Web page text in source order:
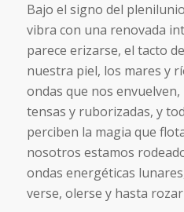
Bajo el signo del
vibra con una renovada
parece erizarse, el tacto
nuestra piel, los mares y
ondas que nos
tensas y ruborizadas, y
perciben la magia que
nosotros estamos
ondas energéticas
verse, olerse y hasta